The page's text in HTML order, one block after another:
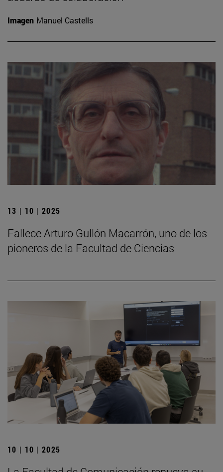
Imagen Manuel Castells
13 | 10 | 2025
Fallece Arturo Gullón Macarrón, uno de los
pioneros de la Facultad de Ciencias
10 | 10 | 2025